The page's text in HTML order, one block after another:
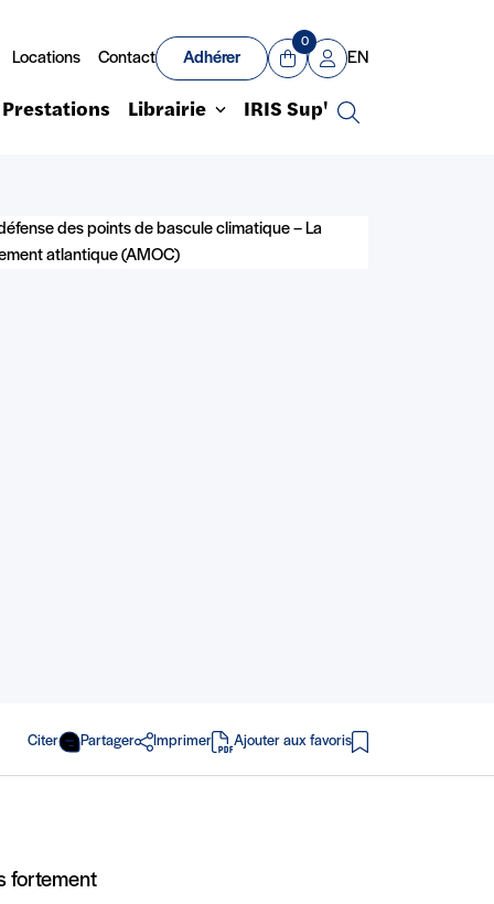
Locations Contact Adhérer
Panier
0
Mon compte
EN
Prestations Librairie IRIS Sup'
Recherche
Citer Partager Imprimer
en PDF
Ajouter aux favoris
fortement